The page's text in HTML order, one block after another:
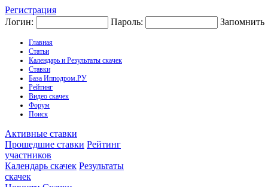
Регистрация
Логин:
Пароль: Запомнить
Главная
Статьи
Календарь и Результаты скачек
Ставки
База Ипподром.РУ
Рейтинг
Видео скачек
Форум
Поиск
Активные ставки
Прошедшие ставки Рейтинг
участников
Календарь скачек Результаты
скачек